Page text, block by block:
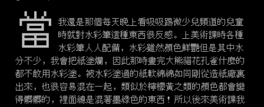
當
我還是那個每天晚上看吸吸踢微少兒頻道的兒童
時就對水彩筆這種東西很反感。上美術課時各種
水彩筆人人配備，水彩雖然顏色鮮艷但是其中水
分不少，我會把紙塗爛，因此那時畫完大熊貓花孔雀什麼的
都不敢用水彩塗。被水彩塗過的紙軟綿綿如同剛從造紙廠裏
出來，也很容易混在一起，類似於檸檬黃之類的顏色都會變
得髒髒的，裡面總是混著墨綠色的東西！所以後來美術課我